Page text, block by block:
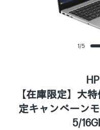
1/5
【在庫限定】大
定キャンペーン
5/